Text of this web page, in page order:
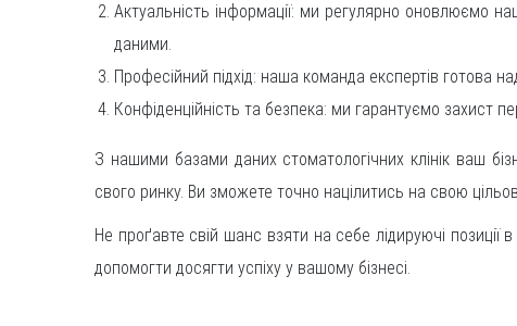
Актуальність інформації: ми регулярно оновлюємо
даними.
Професійний підхід: наша команда експертів готова
Конфіденційність та безпека: ми гарантуємо захист
З нашими базами даних стоматологічних клінік ваш
свого ринку. Ви зможете точно націлитись на свою
Не проґавте свій шанс взяти на себе лідируючі позиції
допомогти досягти успіху у вашому бізнесі.